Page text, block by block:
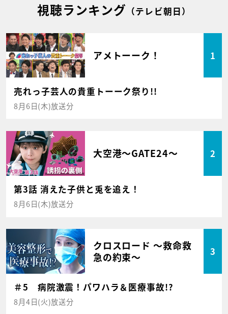
視聴ランキング （テレビ朝日）
アメトーーク！ 1
売れっ子芸人の貴重トーーク祭り!!
8月6日(木)放送分
大空港～GATE24～ 2
第3話 消えた子供と兎を追え！
8月6日(木)放送分
クロスロード ～救命救
急の約束～
3
＃5 病院激震！パワハラ＆医療事故!?
8月4日(火)放送分